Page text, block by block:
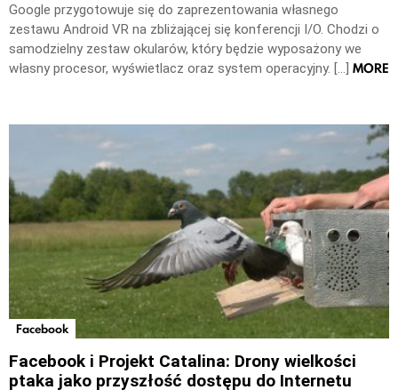
Google przygotowuje się do zaprezentowania własnego
zestawu Android VR na zbliżającej się konferencji I/O. Chodzi o
samodzielny zestaw okularów, który będzie wyposażony we
własny procesor, wyświetlacz oraz system operacyjny. […] MORE
Facebook
Facebook i Projekt Catalina: Drony wielkości
ptaka jako przyszłość dostępu do Internetu